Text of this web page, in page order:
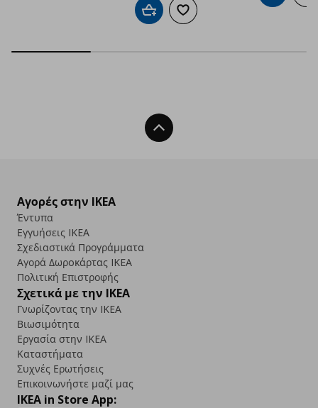
Προσθήκη στο καλάθι
Προσθήκη στα αγαπημένα
Back To Top
Αγορές στην IKEA
Έντυπα
Εγγυήσεις IKEA
Σχεδιαστικά Προγράμματα
Αγορά Δωρoκάρτας IKEA
Πολιτική Επιστροφής
Σχετικά με την IKEA
Γνωρίζοντας την IKEA
Βιωσιμότητα
Εργασία στην IKEA
Καταστήματα
Συχνές Ερωτήσεις
Επικοινωνήστε μαζί μας
IKEA in Store App: